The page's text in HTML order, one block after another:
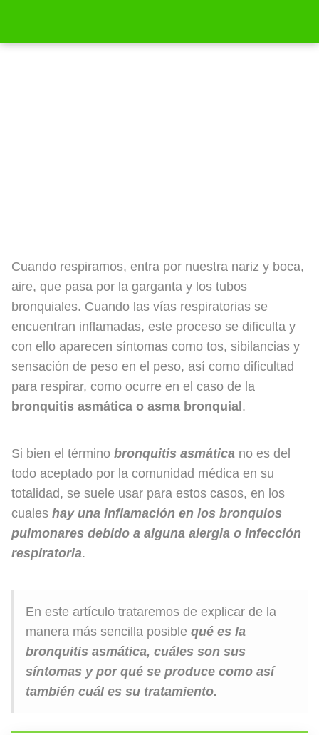
Cuando respiramos, entra por nuestra nariz y boca,
aire, que pasa por la garganta y los tubos
bronquiales. Cuando las vías respiratorias se
encuentran inflamadas, este proceso se dificulta y
con ello aparecen síntomas como tos, sibilancias y
sensación de peso en el peso, así como dificultad
para respirar, como ocurre en el caso de la
bronquitis asmática o asma bronquial .
Si bien el término bronquitis asmática no es del
todo aceptado por la comunidad médica en su
totalidad, se suele usar para estos casos, en los
cuales hay una inflamación en los bronquios
pulmonares debido a alguna alergia o infección
respiratoria.
En este artículo trataremos de explicar de la
manera más sencilla posible qué es la
bronquitis asmática, cuáles son sus
síntomas y por qué se produce como así
también cuál es su tratamiento.